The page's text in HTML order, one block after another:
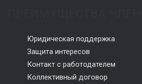
Юридическая поддержка
Защита интересов
Контакт с работодателем
Коллективный договор